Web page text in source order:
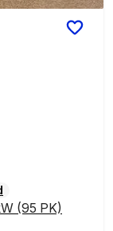
(95 PK)